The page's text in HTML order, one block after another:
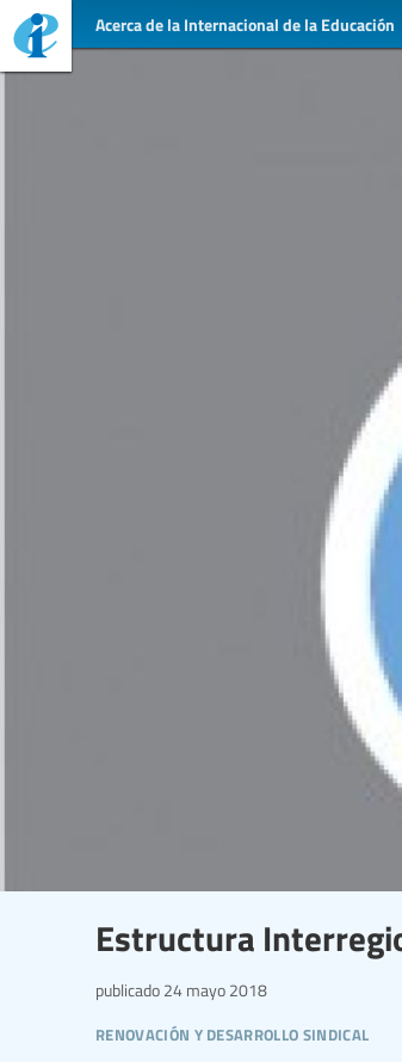
Acerca de la Internacional de la Educación
Estructura
renovación y desarrollo sindical
publicado 24 mayo 2018